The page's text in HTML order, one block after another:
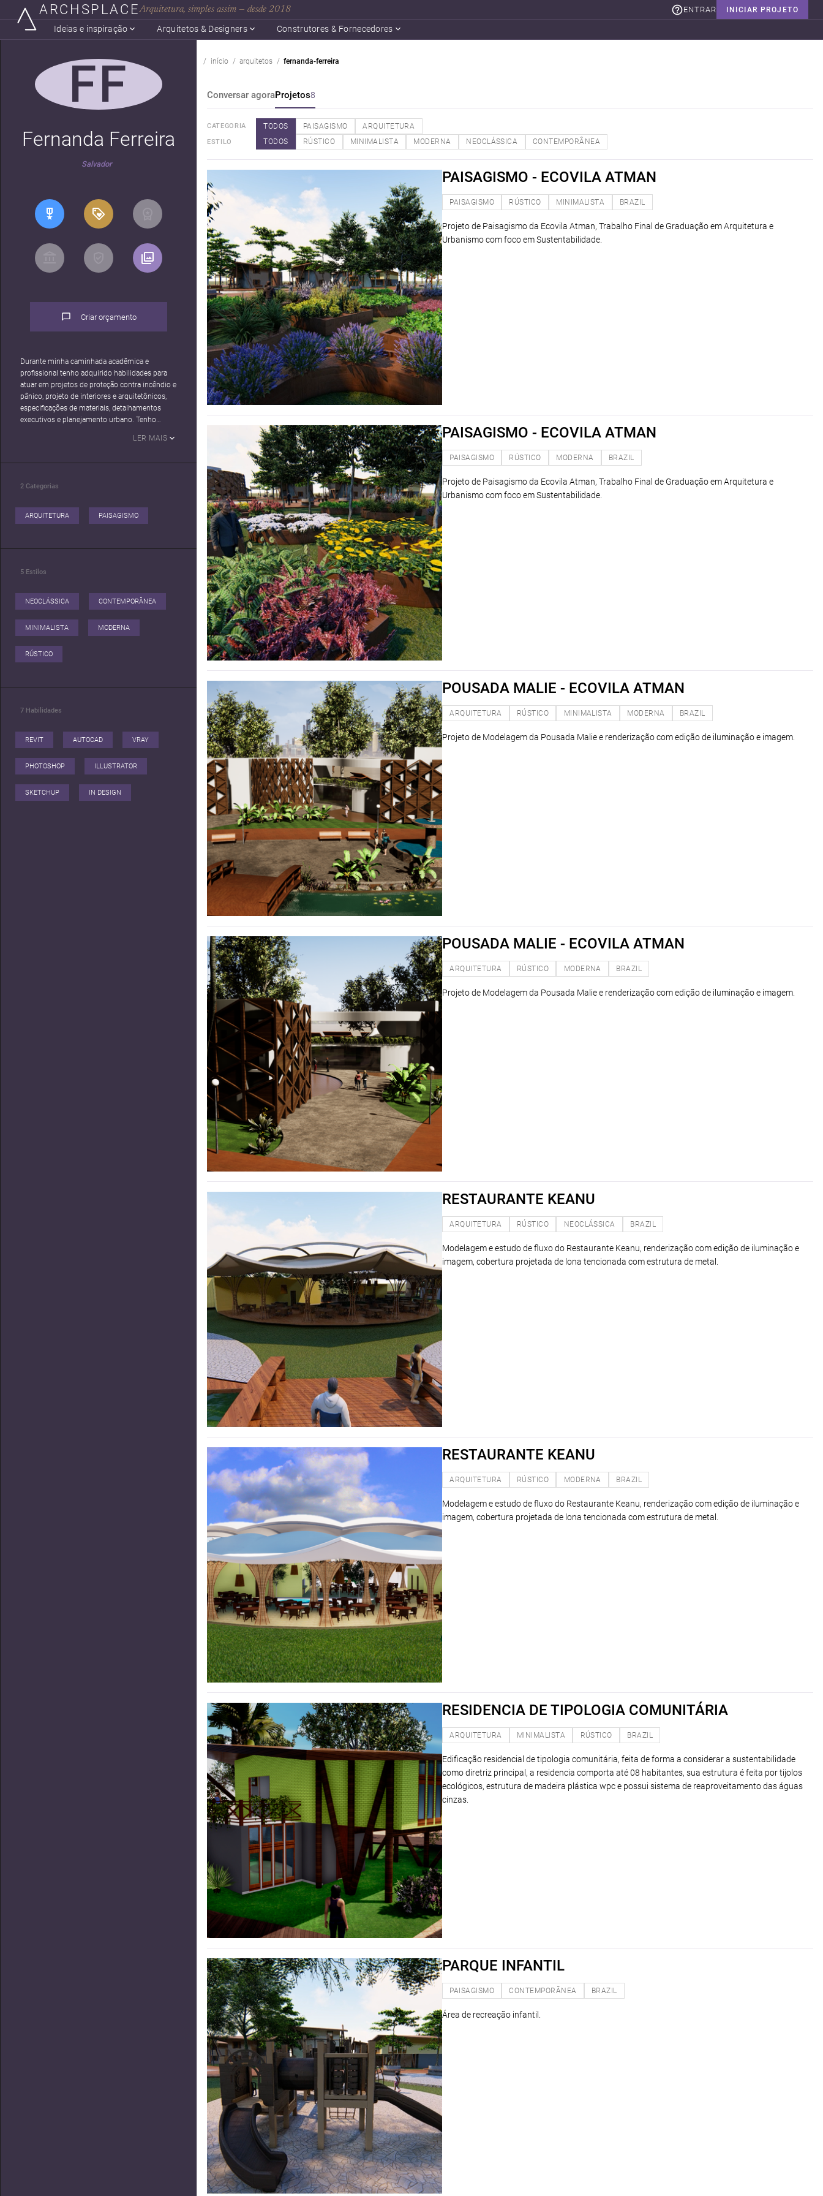
ARCHSPLACEArquitetura, simples assim — desde 2018 INICIAR PROJETO
ENTRAR
Ideias e inspiração Arquitetos & Designers Construtores & Fornecedores
FF
Fernanda Ferreira
Salvador
Criar orçamento
Durante minha caminhada acadêmica e
profissional tenho adquirido habilidades para
atuar em projetos de proteção contra incêndio e
pânico, projeto de interiores e arquitetônicos,
especificações de materiais, detalhamentos
executivos e planejamento urbano. Tenho
nescessários para a profissão, como AutoCad,
LER MAIS
2 Categorias
ARQUITETURA PAISAGISMO
5 Estilos
NEOCLÁSSICA CONTEMPORÂNEA
MINIMALISTA MODERNA
RÚSTICO
7 Habilidades
REVIT AUTOCAD VRAY
PHOTOSHOP ILLUSTRATOR
SKETCHUP IN DESIGN
início arquitetos fernanda-ferreira
Conversar agoraProjetos8
CATEGORIA TODOS PAISAGISMO ARQUITETURA
ESTILO TODOS RÚSTICO MINIMALISTA MODERNA NEOCLÁSSICA CONTEMPORÂNEA
PAISAGISMO - ECOVILA ATMAN
PAISAGISMO RÚSTICO MINIMALISTA BRAZIL
Projeto de Paisagismo da Ecovila Atman, Trabalho Final de Graduação em Arquitetura e
Urbanismo com foco em Sustentabilidade.
PAISAGISMO - ECOVILA ATMAN
PAISAGISMO RÚSTICO MODERNA BRAZIL
Projeto de Paisagismo da Ecovila Atman, Trabalho Final de Graduação em Arquitetura e
Urbanismo com foco em Sustentabilidade.
POUSADA MALIE - ECOVILA ATMAN
ARQUITETURA RÚSTICO MINIMALISTA MODERNA BRAZIL
Projeto de Modelagem da Pousada Malie e renderização com edição de iluminação e imagem.
POUSADA MALIE - ECOVILA ATMAN
ARQUITETURA RÚSTICO MODERNA BRAZIL
Projeto de Modelagem da Pousada Malie e renderização com edição de iluminação e imagem.
RESTAURANTE KEANU
ARQUITETURA RÚSTICO NEOCLÁSSICA BRAZIL
Modelagem e estudo de fluxo do Restaurante Keanu, renderização com edição de iluminação e
imagem, cobertura projetada de lona tencionada com estrutura de metal.
RESTAURANTE KEANU
ARQUITETURA RÚSTICO MODERNA BRAZIL
Modelagem e estudo de fluxo do Restaurante Keanu, renderização com edição de iluminação e
imagem, cobertura projetada de lona tencionada com estrutura de metal.
RESIDENCIA DE TIPOLOGIA COMUNITÁRIA
ARQUITETURA MINIMALISTA RÚSTICO BRAZIL
Edificação residencial de tipologia comunitária, feita de forma a considerar a sustentabilidade
como diretriz principal, a residencia comporta até 08 habitantes, sua estrutura é feita por tijolos
ecológicos, estrutura de madeira plástica wpc e possui sistema de reaproveitamento das águas
cinzas.
PARQUE INFANTIL
PAISAGISMO CONTEMPORÂNEA BRAZIL
Área de recreação infantil.